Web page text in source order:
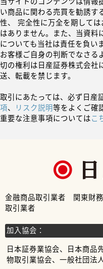
い商品に関わる売買を勧誘す
性、 完全性に万全を期して
はありません。また、当資料
についても当社は責任を負い
お客様ご自身の判断でなさる
切の権利は日産証券株式会社
送、転載を禁じます。
取引にあたっては、必ず日産
項、 リスク説明等をよくご確
重要な注意事項についてはこ
金融商品取引業者 関東財
取引業者
加入協会：
日本証券業協会、日本商品
物取引業協会、一般社団法